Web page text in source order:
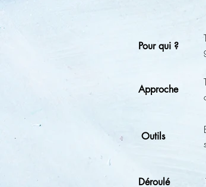
Pour qui ?
Approche
Outils
Déroulé